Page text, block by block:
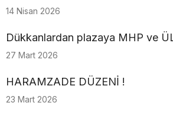
14 Nisan 2026
Dükkanlardan plazaya MHP ve
27 Mart 2026
HARAMZADE DÜZENİ !
23 Mart 2026